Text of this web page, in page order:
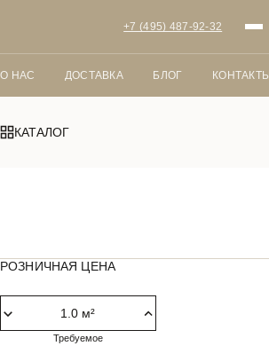
+7 (495) 487-92-32
О НАС ДОСТАВКА БЛОГ КОНТАКТЫ
КАТАЛОГ
РОЗНИЧНАЯ ЦЕНА
Требуемое